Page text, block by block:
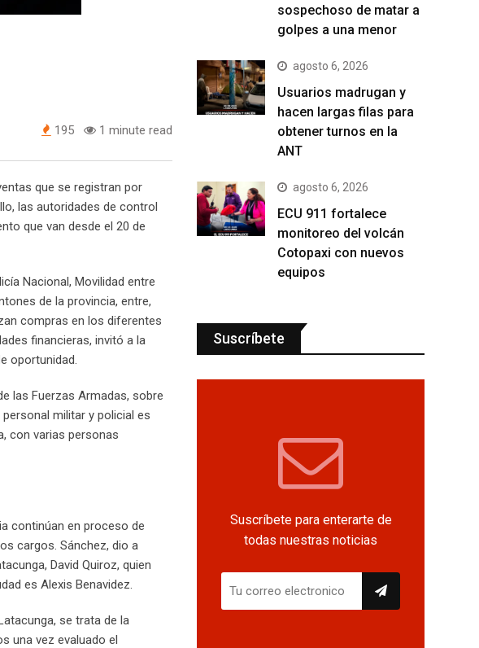
195 1 minute read
que se registran por
las autoridades de control
que van desde el 20 de
Nacional, Movilidad entre
de la provincia, entre,
compras en los diferentes
financieras, invitó a la
oportunidad.
las Fuerzas Armadas, sobre
militar y policial es
con varias personas
continúan en proceso de
cargos. Sánchez, dio a
David Quiroz, quien
es Alexis Benavidez.
se trata de la
una vez evaluado el
sospechoso de matar a
golpes a una menor
agosto 6, 2026
Usuarios madrugan y
hacen largas filas para
obtener turnos en la
ANT
agosto 6, 2026
ECU 911 fortalece
monitoreo del volcán
Cotopaxi con nuevos
equipos
Suscríbete
Suscríbete para enterarte de
todas nuestras noticias